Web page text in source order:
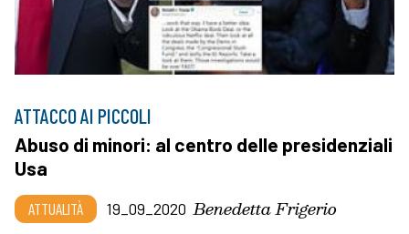
ATTACCO AI PICCOLI
Abuso di minori: al centro delle presidenziali
Usa
ATTUALITÀ 19_09_2020 Benedetta Frigerio